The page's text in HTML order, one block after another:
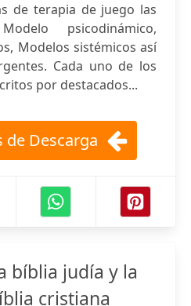
de terapia de juego las
psicodinámico,
Modelos sistémicos así
Cada uno de los
por destacados...
de Descarga
bíblia judía y la
cristiana